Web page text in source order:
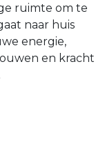
ruimte om te
naar huis
energie,
en kracht